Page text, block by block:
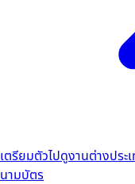
เตรียมตัวไปดูงานต่างปร
นามบัตร